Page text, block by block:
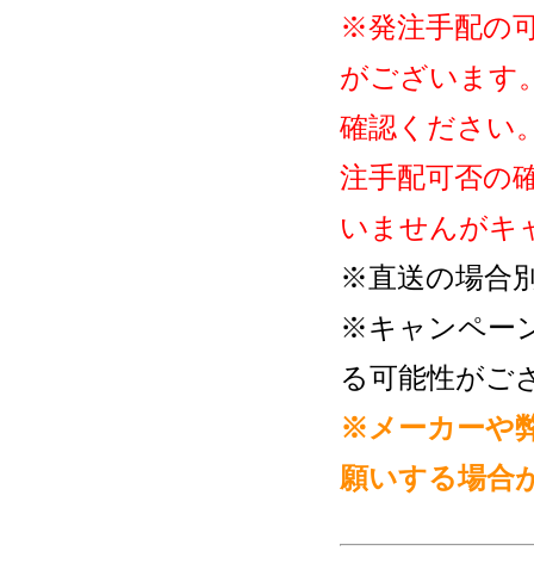
※発注手配の
がございます
確認ください
注手配可否の
いませんがキ
※直送の場合
※キャンペー
る可能性がご
※メーカーや
願いする場合